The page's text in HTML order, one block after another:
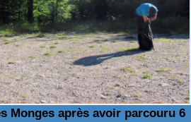
Monges après avoir parcouru 6